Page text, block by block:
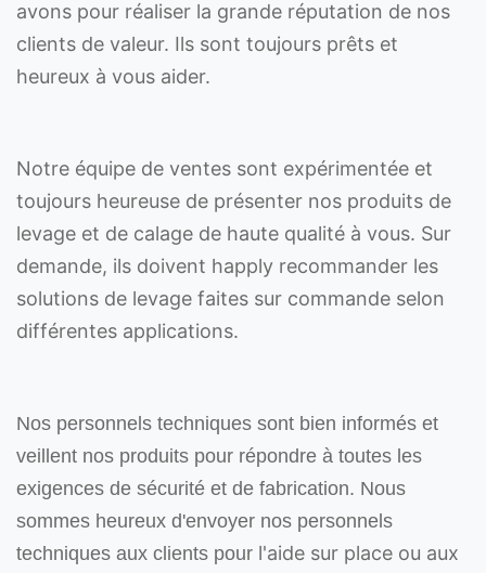
avons pour réaliser la grande réputation de nos
clients de valeur. Ils sont toujours prêts et
heureux à vous aider.
Notre équipe de ventes sont expérimentée et
toujours heureuse de présenter nos produits de
levage et de calage de haute qualité à vous. Sur
demande, ils doivent happly recommander les
solutions de levage faites sur commande selon
différentes applications.
Nos personnels techniques sont bien informés et
veillent nos produits pour répondre à toutes les
exigences de sécurité et de fabrication. Nous
sommes heureux d'envoyer nos personnels
techniques aux clients pour l'aide sur place ou aux